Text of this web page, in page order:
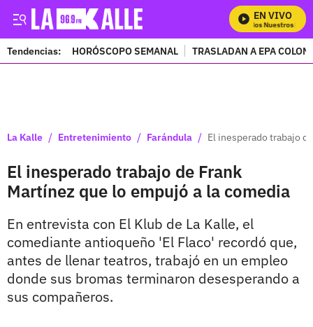
EN VIVO
Mira Todos Nuestros
Tendencias: HORÓSCOPO SEMANAL TRASLADAN A EPA
La Kalle / Entretenimiento / Farándula / El inesperado trabajo
El inesperado trabajo de Frank
Martínez que lo empujó a la comedia
En entrevista con El Klub de La Kalle, el
comediante antioqueño 'El Flaco' recordó que,
antes de llenar teatros, trabajó en un empleo
donde sus bromas terminaron desesperando a
sus compañeros.